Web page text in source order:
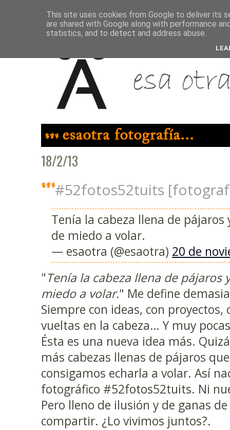
18/2/13
#52fotos52tuits
Tenía la cabeza llena de pájaros
de miedo a volar.
— esaotra (@esaotra) 20 de
"Tenía la cabeza llena de pájaros
miedo a volar." Me define
Siempre con ideas, con proyectos,
vueltas en la cabeza… Y muy
Ésta es una nueva idea más.
más cabezas llenas de pájaros
consigamos echarla a volar. Así
fotográfico #52fotos52tuits. Ni
Pero lleno de ilusión y de ganas
compartir. ¿Lo vivimos juntos?.
This site uses cookies from Google to deliver its
are shared with Google along with performance
statistics, and to detect and address abuse.